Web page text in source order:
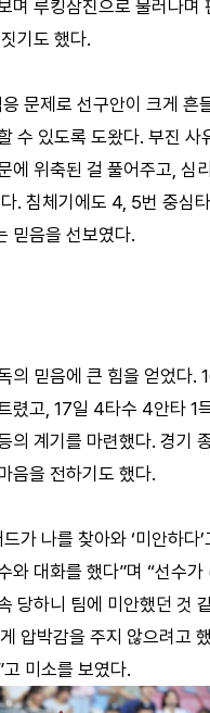
며 루킹삼진으로 물러나며
기도 했다.
문제로 선구안이 크게 흔
수 있도록 도왔다. 부진 사
에 위축된 걸 풀어주고, 심
. 침체기에도 4, 5번 중심
믿음을 선보였다.
의 믿음에 큰 힘을 얻었다.
렸고, 17일 4타수 4안타 1
의 계기를 마련했다. 경기
음을 전하기도 했다.
가 나를 찾아와 ‘미안하다
와 대화를 했다”며 “선수
당하니 팀에 미안했던 것
압박감을 주지 않으려고
미소를 보였다.